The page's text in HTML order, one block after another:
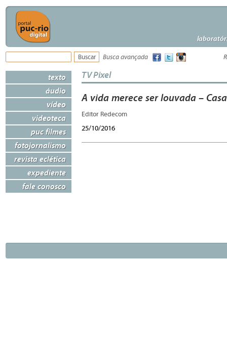
Busca avançada
texto
áudio
vídeo
videoteca
puc filmes
fotojornalismo
revista eclética
expediente
fale conosco
TV Pixel
A vida merece ser louvada –
Editor Redecom
25/10/2016